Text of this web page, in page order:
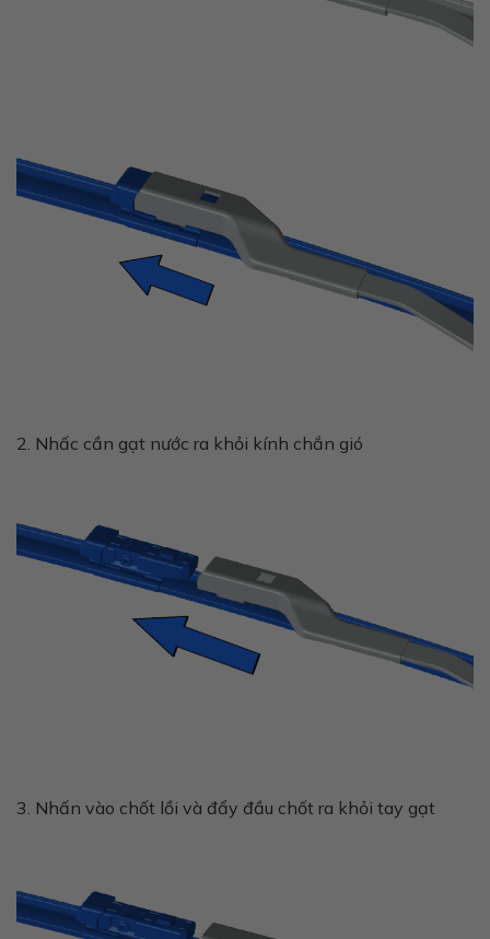
2. Nhấc cần gạt nước ra khỏi kính chắn gió
3. Nhấn vào chốt lồi và đẩy đầu chốt ra khỏi tay gạt